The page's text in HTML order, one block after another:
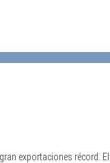
exportaciones récord. El